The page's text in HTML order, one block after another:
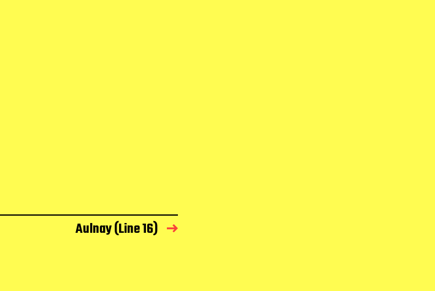
Aulnay (Line 16)